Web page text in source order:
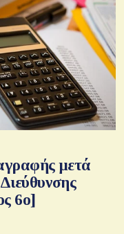
μετά
6ο]